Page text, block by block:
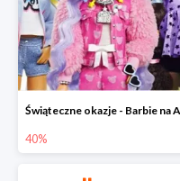
40%